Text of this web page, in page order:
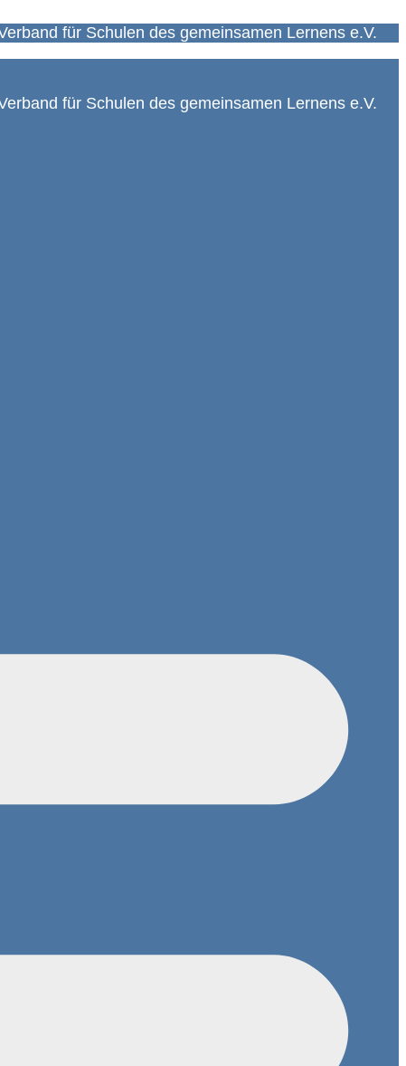
für Schulen des gemeinsamen Lernens e.V.
für Schulen des gemeinsamen Lernens e.V.